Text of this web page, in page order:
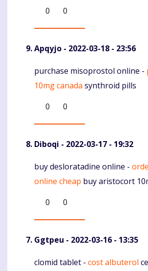
0
0
Apqyjo - 2022-03-18 - 23:56
Komentaras
purchase misoprostol online -
10mg canada synthroid pills
0
0
Diboqi - 2022-03-17 - 19:32
Komentaras
buy desloratadine online -
online cheap buy aristocort
0
0
Ggtpeu - 2022-03-16 - 13:35
Komentaras
clomid tablet - cost albuterol